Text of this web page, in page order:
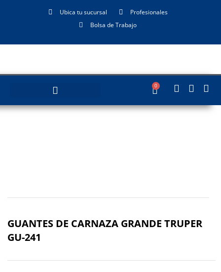
Ubica tu sucursal
Profesionales
Bolsa de Trabajo
0
GUANTES DE CARNAZA GRANDE TRUPER
GU-241